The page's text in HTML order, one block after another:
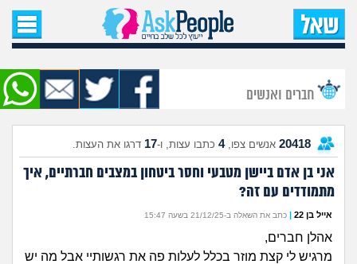
עמוד הבית
שאל שאלה
שאלות חדשות
שאלות שעוררו עניין
חברים ואנשים
20418 אנשים צפו,4 כתבו עצות, ו-17 דרגו את העצות.
אני בן אדם ביישן מטבעי וחסר ביטחון במצבים חברתיים, איך
מתמודדים עם זה?
אייל בן 22 | כתב את השאלה ב-21/12/25 בשעה 15:47
אהלן חברים,
מרגיש לי קצת מוזר בכלל לעלות פה את רגשותיי אבל מה יש